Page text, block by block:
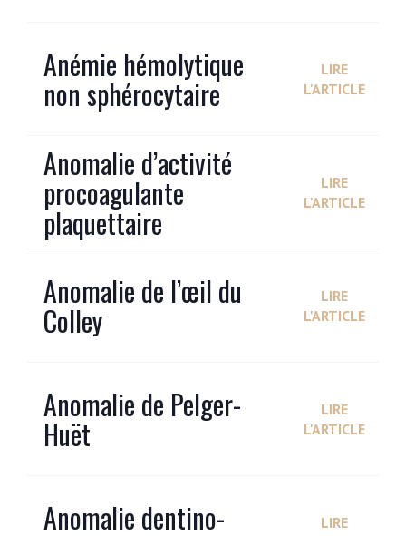
Anémie hémolytique
non sphérocytaire
LIRE
L'ARTICLE
Anomalie d’activité
procoagulante
plaquettaire
LIRE
L'ARTICLE
Anomalie de l’œil du
Colley
LIRE
L'ARTICLE
Anomalie de Pelger-
Huët
LIRE
L'ARTICLE
Anomalie dentino-
LIRE